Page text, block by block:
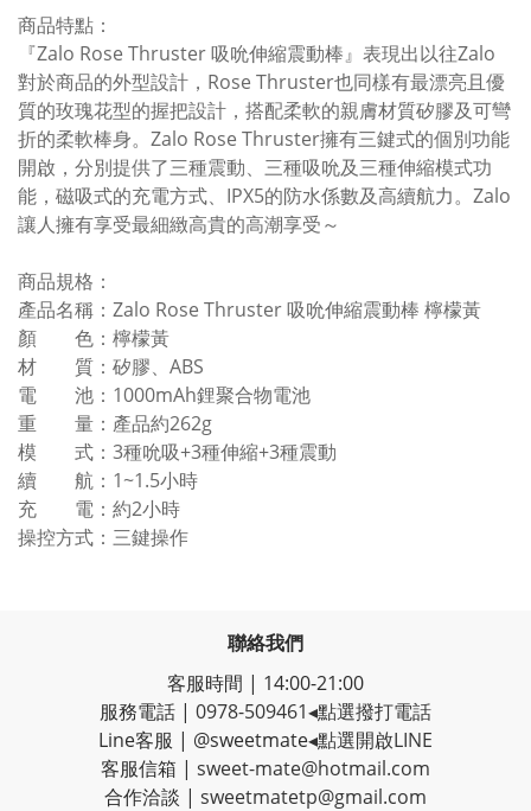
商品特點：
『Zalo Rose Thruster 吸吮伸縮震動棒』表現出以往Zalo
對於商品的外型設計，Rose Thruster也同樣有最漂亮且優
質的玫瑰花型的握把設計，搭配柔軟的親膚材質矽膠及可彎
折的柔軟棒身。Zalo Rose Thruster擁有三鍵式的個別功能
開啟，分別提供了三種震動、三種吸吮及三種伸縮模式功
能，磁吸式的充電方式、IPX5的防水係數及高續航力。Zalo
讓人擁有享受最細緻高貴的高潮享受～
商品規格：
產品名稱：Zalo Rose Thruster 吸吮伸縮震動棒 檸檬黃
顏 色：檸檬黃
材 質：矽膠、ABS
電 池：1000mAh鋰聚合物電池
重 量：產品約262g
模 式：3種吮吸+3種伸縮+3種震動
續 航：1~1.5小時
充 電：約2小時
操控方式：三鍵操作
聯絡我們
客服時間 | 14:00-21:00
服務電話 | 0978-509461◂點選撥打電話
Line客服 | @sweetmate◂點選開啟LINE
客服信箱 | sweet-mate@hotmail.com
合作洽談 | sweetmatetp@gmail.com